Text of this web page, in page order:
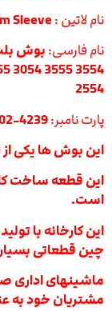
نام لاتین :Sleeve
نام فارسی: بوش
2554
پارت نامبر:
این بوش ها یکی
این قطعه ساخت
است.
این کارخانه با
چین قطعاتی بسیار
ماشینهای اداری
مشتریان خود به